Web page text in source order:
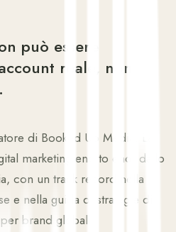
può essere
reale, non
di Booked Up Media. La
marketing end to end, dallo
con un track record nella
e nella guida di strategie di
brand globali.